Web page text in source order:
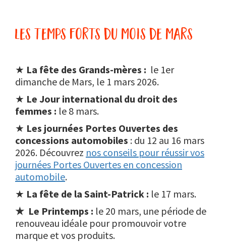
les temps forts du mois de mars
★ La fête des Grands-mères : le 1er
dimanche de Mars, le 1 mars 2026.
★ Le Jour international du droit des
femmes : le 8 mars.
★ Les journées Portes Ouvertes des
concessions automobiles : du 12 au 16 mars
2026. Découvrez nos conseils pour réussir vos
journées Portes Ouvertes en concession
automobile.
★ La fête de la Saint-Patrick : le 17 mars.
★ Le Printemps : le 20 mars, une période de
renouveau idéale pour promouvoir votre
marque et vos produits.